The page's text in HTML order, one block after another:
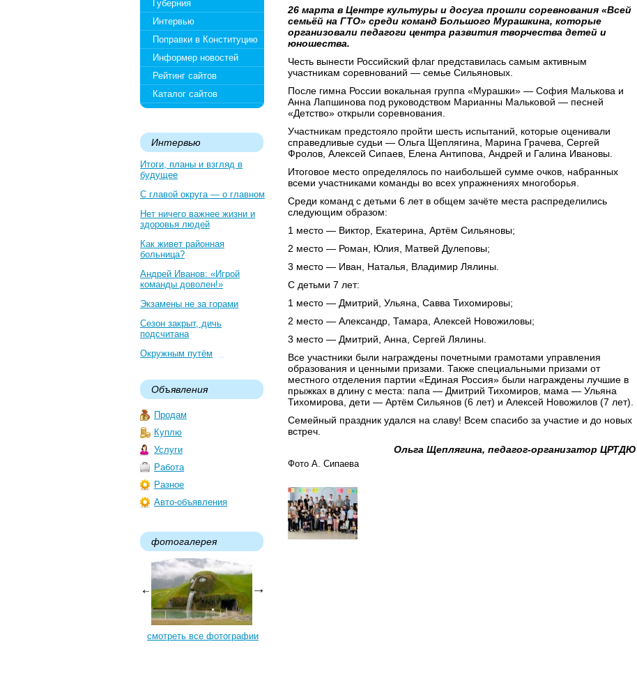
Губерния
Интервью
Поправки в Конституцию
Информер новостей
Рейтинг сайтов
Каталог сайтов
Интервью
Итоги, планы и взгляд в
будущее
С главой округа — о главном
Нет ничего важнее жизни и
здоровья людей
Как живет районная
больница?
Андрей Иванов: «Игрой
команды доволен!»
Экзамены не за горами
Сезон закрыт, дичь
подсчитана
Окружным путём
Объявления
Продам
Куплю
Услуги
Работа
Разное
Авто-объявления
фотогалерея
смотреть все фотографии
26 марта в Центре культуры и досуга прошли соревнования «Всей
семьёй на ГТО» среди команд Большого Мурашкина, которые
организовали педагоги центра развития творчества детей и
юношества.
Честь вынести Российский флаг представилась самым активным
участникам соревнований — семье Сильяновых.
После гимна России вокальная группа «Мурашки» — София Малькова и
Анна Лапшинова под руководством Марианны Мальковой — песней
«Детство» открыли соревнования.
Участникам предстояло пройти шесть испытаний, которые оценивали
справедливые судьи — Ольга Щеплягина, Марина Грачева, Сергей
Фролов, Алексей Сипаев, Елена Антипова, Андрей и Галина Ивановы.
Итоговое место определялось по наибольшей сумме очков, набранных
всеми участниками команды во всех упражнениях многоборья.
Среди команд с детьми 6 лет в общем зачёте места распределились
следующим образом:
1 место — Виктор, Екатерина, Артём Сильяновы;
2 место — Роман, Юлия, Матвей Дулеповы;
3 место — Иван, Наталья, Владимир Лялины.
С детьми 7 лет:
1 место — Дмитрий, Ульяна, Савва Тихомировы;
2 место — Александр, Тамара, Алексей Новожиловы;
3 место — Дмитрий, Анна, Сергей Лялины.
Все участники были награждены почетными грамотами управления
образования и ценными призами. Также специальными призами от
местного отделения партии «Единая Россия» были награждены лучшие в
прыжках в длину с места: папа — Дмитрий Тихомиров, мама — Ульяна
Тихомирова, дети — Артём Сильянов (6 лет) и Алексей Новожилов (7 лет).
Семейный праздник удался на славу! Всем спасибо за участие и до новых
встреч.
Ольга Щеплягина, педагог-организатор ЦРТДЮ
Фото А. Сипаева